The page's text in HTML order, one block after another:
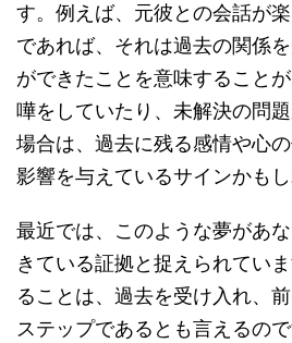
す。例えば、元彼との会話が
であれば、それは過去の関係
ができたことを意味すること
嘩をしていたり、未解決の問
場合は、過去に残る感情や心
影響を与えているサインかもし
最近では、このような夢があ
きている証拠と捉えられてい
ることは、過去を受け入れ、
ステップであるとも言えるので